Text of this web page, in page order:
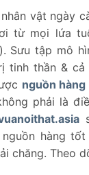
vật ngày
từ mọi lứa
Sưu tập mô
tinh thần &
nguồn
phải là
hàng
chăng. Theo